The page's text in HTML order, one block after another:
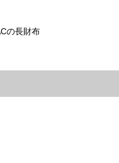
の長財布